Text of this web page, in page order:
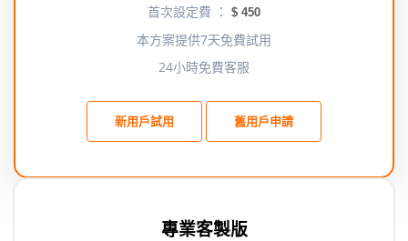
首次設定費 ： $ 450
本方案提供7天免費試用
24小時免費客服
新用戶試用 舊用戶申請
專業客製版